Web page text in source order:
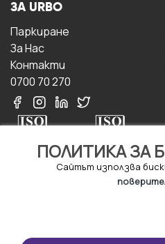
ПОЛИТИКА ЗА
Сайтът използва
ЗА URBO
Паркиране
За Hас
Контакти
0700 70 270
Правила и условия за